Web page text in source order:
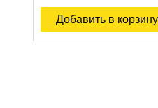
Добавить в корзину